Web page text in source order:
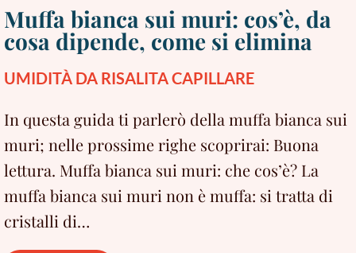
Muffa bianca sui muri: cos’è, da
cosa dipende, come si elimina
UMIDITÀ DA RISALITA CAPILLARE
In questa guida ti parlerò della muffa bianca sui
muri; nelle prossime righe scoprirai: Buona
lettura. Muffa bianca sui muri: che cos’è? La
muffa bianca sui muri non è muffa: si tratta di
cristalli di…